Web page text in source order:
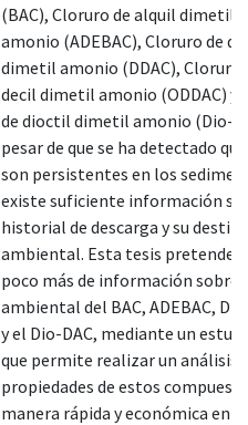
(BAC), Cloruro de alquil dimetil
amonio (ADEBAC), Cloruro de
dimetil amonio (DDAC), Cloruro
decil dimetil amonio (ODDAC) y
de dioctil dimetil amonio (Dio-
pesar de que se ha detectado
son persistentes en los
existe suficiente información
historial de descarga y su
ambiental. Esta tesis pretende
poco más de información sobre
ambiental del BAC, ADEBAC,
y el Dio-DAC, mediante un
que permite realizar un análisis
propiedades de estos
manera rápida y económica en